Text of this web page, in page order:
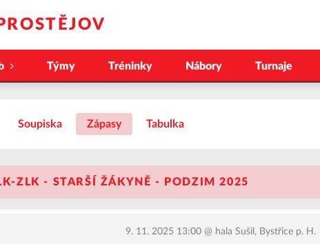
Týmy Tréninky Nábory Turnaje
Soupiska Zápasy Tabulka
ZLK - STARŠÍ ŽÁKYNĚ - PODZIM 2025
9. 11. 2025 13:00@ hala Sušil, Bystřice p. H.